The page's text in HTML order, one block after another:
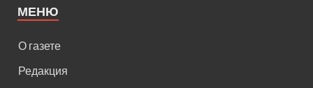
МЕНЮ
О газете
Редакция